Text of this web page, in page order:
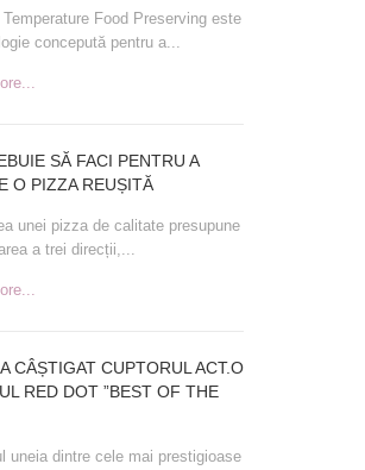
Food Preserving este
concepută pentru a...
SĂ FACI PENTRU A
O PIZZA REUȘITĂ
unei pizza de calitate presupune
a trei direcții,...
CÂȘTIGAT CUPTORUL ACT.O
RED DOT ”BEST OF THE
uneia dintre cele mai prestigioase